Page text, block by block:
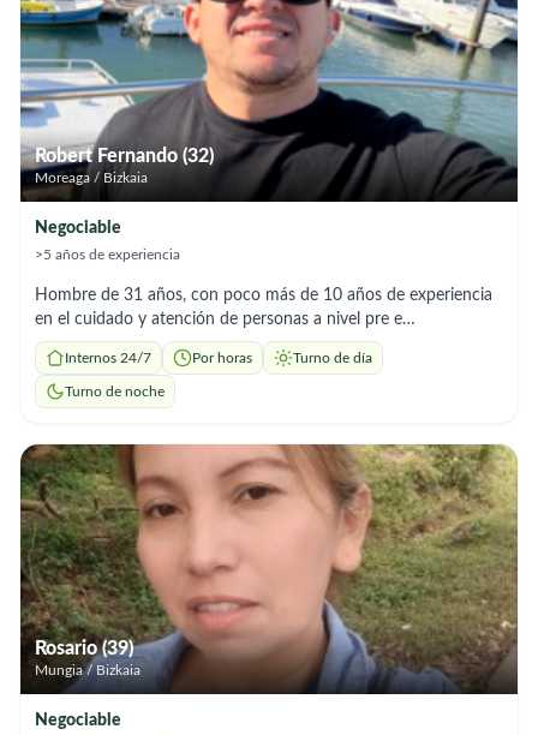
Robert Fernando (32)
Moreaga / Bizkaia
Negociable
>5 años de experiencia
Hombre de 31 años, con poco más de 10 años de experiencia
en el cuidado y atención de personas a nivel pre e
intrahospitalario; trato siempre de hacer lo mejor por mis
pacientes y hacerle su vida un poco más fácil!
Internos 24/7 Por horas Turno de día
Turno de noche
Rosario (39)
Mungia / Bizkaia
Negociable